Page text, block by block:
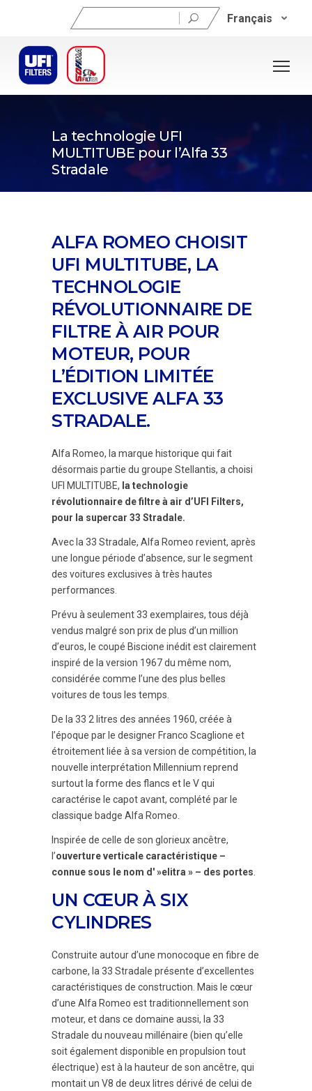
Rechercher : Français
La technologie UFI
MULTITUBE pour l’Alfa 33
Stradale
21 février 2024
ALFA ROMEO CHOISIT
UFI MULTITUBE, LA
TECHNOLOGIE
RÉVOLUTIONNAIRE DE
FILTRE À AIR POUR
MOTEUR, POUR
L’ÉDITION LIMITÉE
EXCLUSIVE ALFA 33
STRADALE.
Alfa Romeo, la marque historique qui fait
désormais partie du groupe Stellantis, a choisi
UFI MULTITUBE, la technologie
révolutionnaire de filtre à air d’UFI Filters,
pour la supercar 33 Stradale.
Avec la 33 Stradale, Alfa Romeo revient, après
une longue période d’absence, sur le segment
des voitures exclusives à très hautes
performances.
Prévu à seulement 33 exemplaires, tous déjà
vendus malgré son prix de plus d’un million
d’euros, le coupé Biscione inédit est clairement
inspiré de la version 1967 du même nom,
considérée comme l’une des plus belles
voitures de tous les temps.
De la 33 2 litres des années 1960, créée à
l’époque par le designer Franco Scaglione et
étroitement liée à sa version de compétition, la
nouvelle interprétation Millennium reprend
surtout la forme des flancs et le V qui
caractérise le capot avant, complété par le
classique badge Alfa Romeo.
Inspirée de celle de son glorieux ancêtre,
l’ouverture verticale caractéristique –
connue sous le nom d' »elitra » – des portes.
UN CŒUR À SIX
CYLINDRES
Construite autour d’une monocoque en fibre de
carbone, la 33 Stradale présente d’excellentes
caractéristiques de construction. Mais le cœur
d’une Alfa Romeo est traditionnellement son
moteur, et dans ce domaine aussi, la 33
Stradale du nouveau millénaire (bien qu’elle
soit également disponible en propulsion tout
électrique) est à la hauteur de son ancêtre, qui
montait un V8 de deux litres dérivé de celui de